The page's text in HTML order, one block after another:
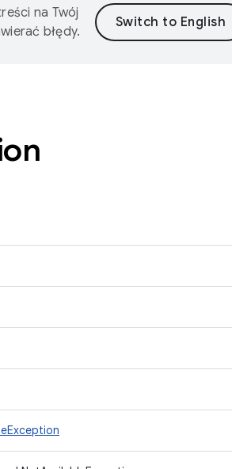
na Twój
błędy.